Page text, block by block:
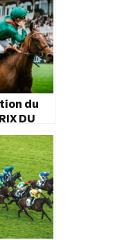
du
DU
le 4